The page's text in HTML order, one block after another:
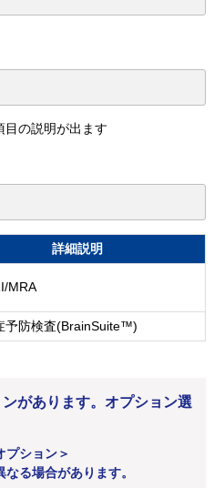
の説明が出ます
詳細説明
MRA
予防検査(BrainSuite™)
があります。オプション選
プション＞
る場合があります。